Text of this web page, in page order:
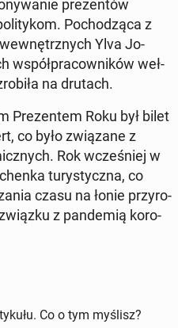
pre­zen­tów
Po­cho­dzą­ca z
Ylva Jo­
współ­pra­cow­ni­ków weł­
na drutach.
Pre­zen­tem Roku był bilet
co było zwią­za­ne z
Rok wcze­śniej w
tu­ry­stycz­na, co
czasu na łonie przy­ro­
z pan­de­mią ko­ro­
Co o tym myślisz?